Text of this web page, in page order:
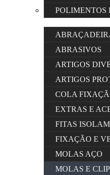
POLIMENTOS
ABRASIVOS
ARTIGOS
ARTIGOS
COLA
EXTRAS E
FITAS
FIXAÇÃO E
MOLAS AÇO
MOLAS E